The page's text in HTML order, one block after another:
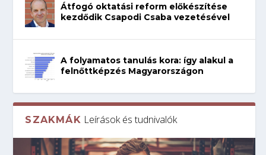
Átfogó oktatási reform előkészítése
kezdődik Csapodi Csaba vezetésével
A folyamatos tanulás kora: így alakul a
felnőttképzés Magyarországon
SZAKMÁK Leírások és tudnivalók